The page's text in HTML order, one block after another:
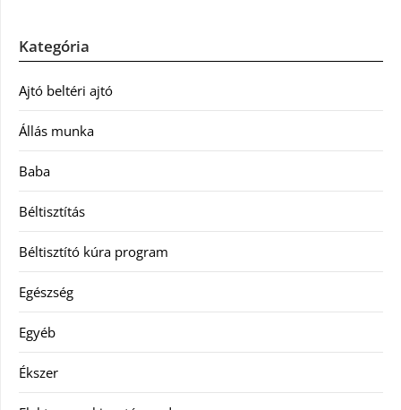
Kategória
Ajtó beltéri ajtó
Állás munka
Baba
Béltisztítás
Béltisztító kúra program
Egészség
Egyéb
Ékszer